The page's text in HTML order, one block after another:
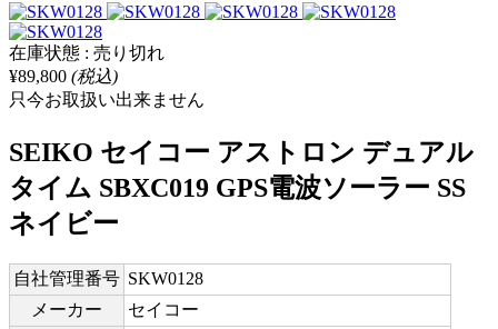
在庫状態 : 売り切れ
¥89,800 (税込)
只今お取扱い出来ません
SEIKO セイコー アストロン デュアル
タイム SBXC019 GPS電波ソーラー SS
ネイビー
自社管理番号 SKW0128
メーカー
セイコー